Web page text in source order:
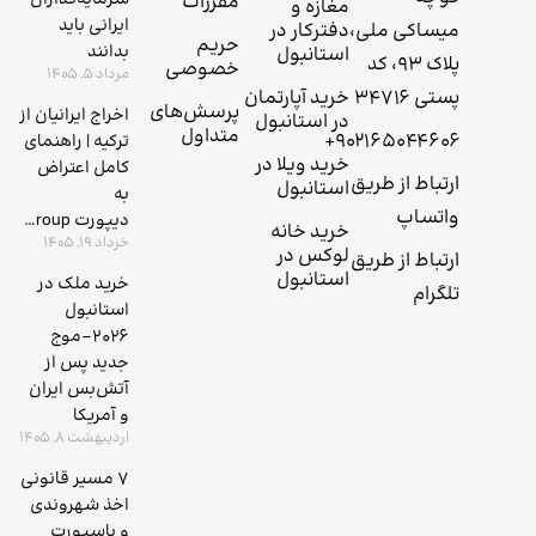
میساکی ملی،
پلاک 93، کد
پستی 34716
+۹۰۲۱۶۵۰۴۴۶۰۶
ارتباط از طریق
واتساپ
ارتباط از طریق
تلگرام
مغازه و
دفترکار در
استانبول
خرید آپارتمان
در استانبول
خرید ویلا در
استانبول
خرید خانه
لوکس در
استانبول
حریم
خصوصی
پرسش‌های
متداول
ایرانی باید
بدانند
مرداد 5, 1405
اخراج ایرانیان از
ترکیه | راهنمای
کامل اعتراض
به
دیپورت 4kgroup
خرداد 19, 1405
خرید ملک در
استانبول
۲۰۲۶-موج
جدید پس از
آتش‌بس ایران
و آمریکا
اردیبهشت 8, 1405
7 مسیر قانونی
اخذ شهروندی